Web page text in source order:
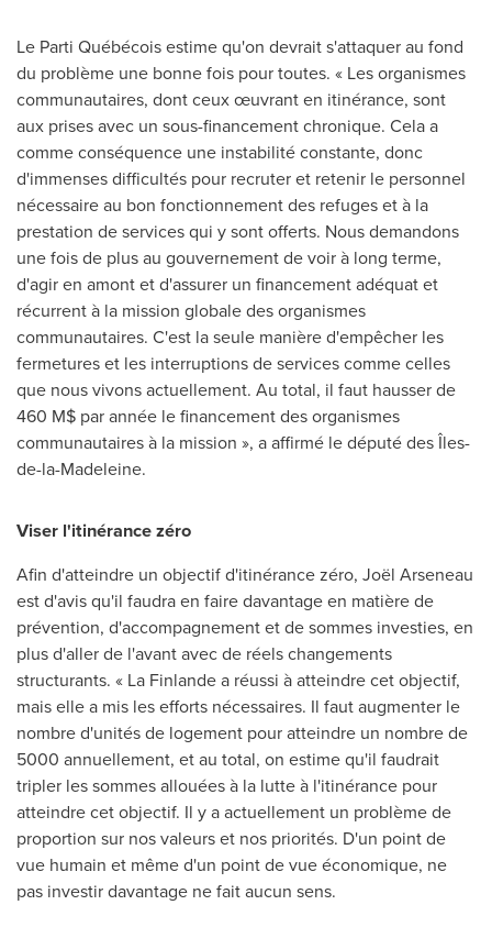
Le Parti Québécois estime qu'on devrait s'attaquer au fond
du problème une bonne fois pour toutes. « Les organismes
communautaires, dont ceux œuvrant en itinérance, sont
aux prises avec un sous-financement chronique. Cela a
comme conséquence une instabilité constante, donc
d'immenses difficultés pour recruter et retenir le personnel
nécessaire au bon fonctionnement des refuges et à la
prestation de services qui y sont offerts. Nous demandons
une fois de plus au gouvernement de voir à long terme,
d'agir en amont et d'assurer un financement adéquat et
récurrent à la mission globale des organismes
communautaires. C'est la seule manière d'empêcher les
fermetures et les interruptions de services comme celles
que nous vivons actuellement. Au total, il faut hausser de
460 M$ par année le financement des organismes
communautaires à la mission », a affirmé le député des Îles-
de-la-Madeleine.
Viser l'itinérance zéro
Afin d'atteindre un objectif d'itinérance zéro, Joël Arseneau
est d'avis qu'il faudra en faire davantage en matière de
prévention, d'accompagnement et de sommes investies, en
plus d'aller de l'avant avec de réels changements
structurants. « La Finlande a réussi à atteindre cet objectif,
mais elle a mis les efforts nécessaires. Il faut augmenter le
nombre d'unités de logement pour atteindre un nombre de
5000 annuellement, et au total, on estime qu'il faudrait
tripler les sommes allouées à la lutte à l'itinérance pour
atteindre cet objectif. Il y a actuellement un problème de
proportion sur nos valeurs et nos priorités. D'un point de
vue humain et même d'un point de vue économique, ne
pas investir davantage ne fait aucun sens.